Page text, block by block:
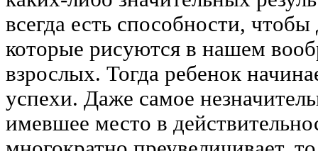
всегда есть способности,
которые рисуются в нашем
взрослых. Тогда ребенок
успехи. Даже самое
имевшее место в